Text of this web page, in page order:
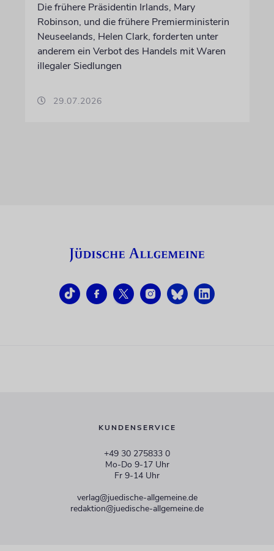
Die frühere Präsidentin Irlands, Mary
Robinson, und die frühere Premierministerin
Neuseelands, Helen Clark, forderten unter
anderem ein Verbot des Handels mit Waren
illegaler Siedlungen
29.07.2026
KUNDENSERVICE
+49 30 275833 0
Mo-Do 9-17 Uhr
Fr 9-14 Uhr
verlag@juedische-allgemeine.de
redaktion@juedische-allgemeine.de